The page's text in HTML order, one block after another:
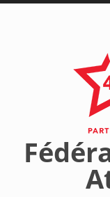
Aller au contenu